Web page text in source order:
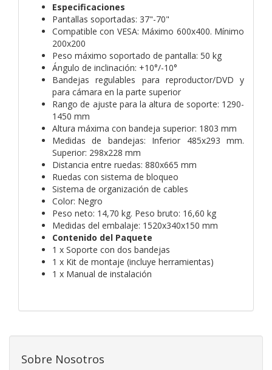
Especificaciones
Pantallas soportadas: 37"-70"
Compatible con VESA: Máximo 600x400. Mínimo
200x200
Peso máximo soportado de pantalla: 50 kg
Ángulo de inclinación: +10°/-10°
Bandejas regulables para reproductor/DVD y
para cámara en la parte superior
Rango de ajuste para la altura de soporte: 1290-
1450 mm
Altura máxima con bandeja superior: 1803 mm
Medidas de bandejas: Inferior 485x293 mm.
Superior: 298x228 mm
Distancia entre ruedas: 880x665 mm
Ruedas con sistema de bloqueo
Sistema de organización de cables
Color: Negro
Peso neto: 14,70 kg. Peso bruto: 16,60 kg
Medidas del embalaje: 1520x340x150 mm
Contenido del Paquete
1 x Soporte con dos bandejas
1 x Kit de montaje (incluye herramientas)
1 x Manual de instalación
Sobre Nosotros